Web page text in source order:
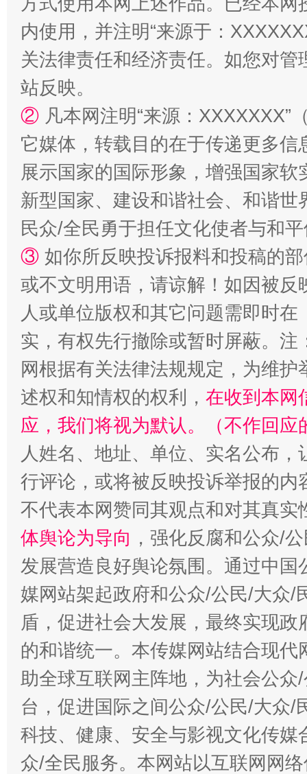
站台名比不上好声名
漫山遍野的桃花与雪山、麦地、白藏房
招工难、用工荒背后
送
内使用，并注明“来源于：
关法律责任和经济责任。如您对
站反映。
② 凡本网注明“来源：
它媒体，转载目的在于传递更多
展示国家的国际形象，增强国家
新型国家、建设和谐社会、和谐
民众/全民勇于担任文化使者与和
③ 如你所反映投诉报料和投稿的
或不文明用语，请谅解！如因被
人或单位版权和其它问题需即时在
实，有权先行撤除或暂时屏蔽。
网根据有关法律法规规定，为维
述权和知情权的权利， 在收到本网
应，我们将视为默认。（不作回应
人姓名、地址、单位、实名公布
行评论，或将被反映投诉举报的
不代表本网赞同其观点和对其真实
体舆论为导向 ，强化反腐和公众/
发展营造良好舆论氛围。通过中
媒网站架起政府和公众/公民/大众/
盾，促进社会大发展，最终实现
的和谐统一。本传媒网站结合现
助全球互联网主阵地，为社会公
台，促进国际之间公众/公民/大众/
科技、健康、安全与影视文化传
众/全民服务。本网站以互联网网